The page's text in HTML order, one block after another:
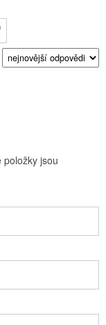
položky jsou